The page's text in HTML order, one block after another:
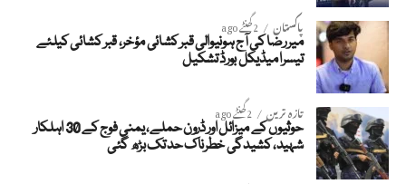
پاکستان 2 گھنٹے ago
میر رضا کی آج ہونیوالی قبر کشائی مؤخر، قبر کشائی کیلئے
تیسرا میڈیکل بورڈ تشکیل
تازہ ترین 2 گھنٹے ago
حوثیوں کے میزائل اور ڈرون حملے، یمنی فوج کے 30 اہلکار
شہید، کشیدگی خطرناک حد تک بڑھ گئی